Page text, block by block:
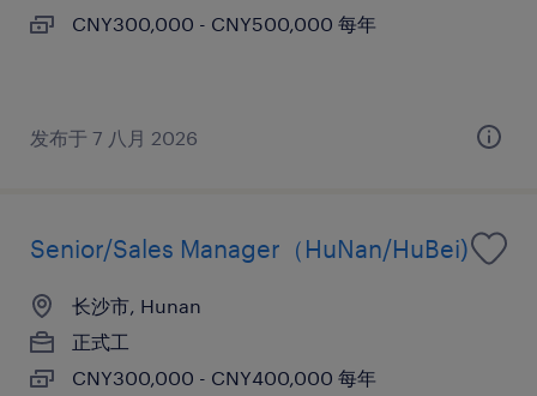
CNY300,000 - CNY500,000 每年
发布于 7 八月 2026
Senior/Sales Manager（HuNan/HuBei)
长沙市, Hunan
正式工
CNY300,000 - CNY400,000 每年